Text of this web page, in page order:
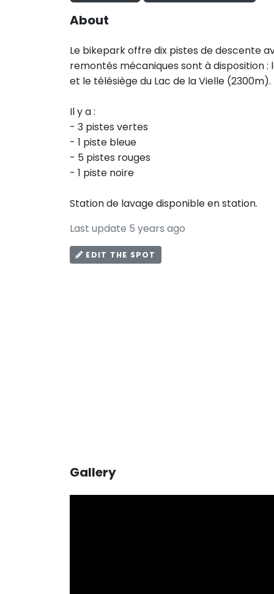
About
Le bikepark offre dix pistes de descente
remontés mécaniques sont à disposition
et le télésiège du Lac de la Vielle (2300m).
Il y a :
- 3 pistes vertes
- 1 piste bleue
- 5 pistes rouges
- 1 piste noire
Station de lavage disponible en station.
Last update 5 years ago
EDIT THE SPOT
Gallery